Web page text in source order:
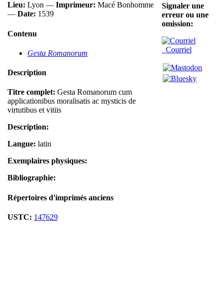
Lieu: Lyon — Imprimeur: Macé Bonhomme
— Date: 1539
Contenu
Gesta Romanorum
Description
Titre complet: Gesta Romanorum cum
applicationibus moralisatis ac mysticis de
virtutibus et vitiis
Description:
Langue: latin
Exemplaires physiques:
Bibliographie:
Répertoires d'imprimés anciens
USTC: 147629
Signaler une
erreur ou une
omission:
Courriel